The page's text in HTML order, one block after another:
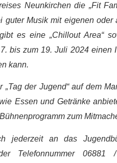
Neunkirchen die „Fit
Musik mit eigenen
es eine „Chillout Area“
bis zum 19. Juli 2024 einen
kann.
der Jugend“ auf dem
Essen und Getränke
zum
an das
der Telefonnummer